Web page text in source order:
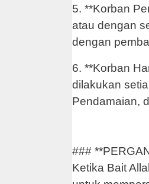
5. **Korban
atau dengan
dengan
6. **Korban
dilakukan
Pendamaian,
###
Ketika Bait